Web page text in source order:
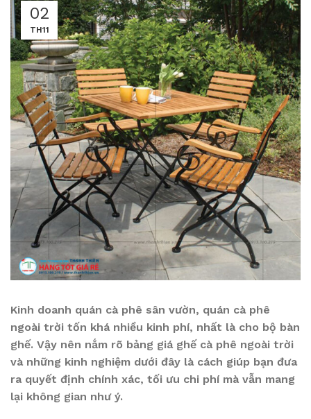
02
TH11
Kinh doanh quán cà phê sân vườn, quán cà phê
ngoài trời tốn khá nhiều kinh phí, nhất là cho bộ bàn
ghế. Vậy nên nắm rõ bảng giá ghế cà phê ngoài trời
và những kinh nghiệm dưới đây là cách giúp bạn đưa
ra quyết định chính xác, tối ưu chi phí mà vẫn mang
lại không gian như ý.